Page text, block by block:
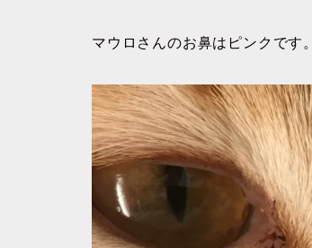
マウロさんのお鼻はピンクです。